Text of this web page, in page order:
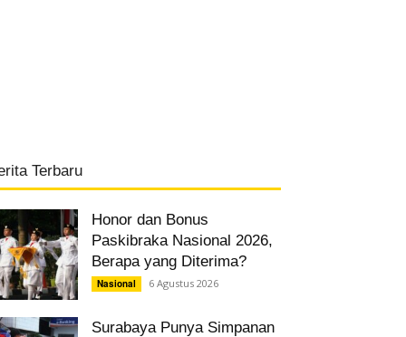
Terbaru
Honor dan Bonus
Paskibraka Nasional 2026,
Berapa yang Diterima?
Nasional 6 Agustus 2026
Surabaya Punya Simpanan